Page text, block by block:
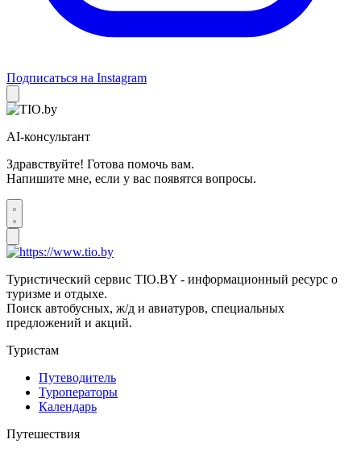
Подписаться на Instagram
AI-консультант
Здравствуйте! Готова помочь вам.
Напишите мне, если у вас появятся вопросы.
Туристический сервис TIO.BY - информационный ресурс о
туризме и отдыхе.
Поиск автобусных, ж/д и авиатуров, специальных
предложений и акций.
Туристам
Путеводитель
Туроператоры
Календарь
Путешествия